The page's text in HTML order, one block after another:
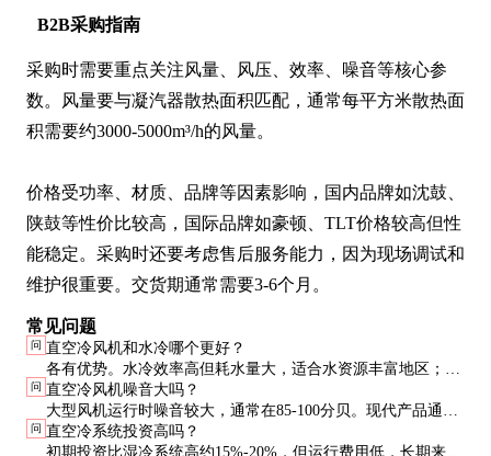
B2B采购指南
采购时需要重点关注风量、风压、效率、噪音等核心参
数。风量要与凝汽器散热面积匹配，通常每平方米散热面
积需要约3000-5000m³/h的风量。
价格受功率、材质、品牌等因素影响，国内品牌如沈鼓、
陕鼓等性价比较高，国际品牌如豪顿、TLT价格较高但性
能稳定。采购时还要考虑售后服务能力，因为现场调试和
维护很重要。交货期通常需要3-6个月。
常见问题
问 直空冷风机和水冷哪个更好？
各有优势。水冷效率高但耗水量大，适合水资源丰富地区；直
空冷节水但效率略低，适合干旱地区。选择要根据当地条件和
电厂规模决定。
问 直空冷风机噪音大吗？
大型风机运行时噪音较大，通常在85-100分贝。现代产品通过
优化叶片设计和加装消音器可将噪音控制在环保要求范围内。
问 直空冷系统投资高吗？
初期投资比湿冷系统高约15%-20%，但运行费用低，长期来看